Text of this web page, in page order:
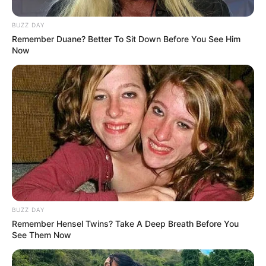
Perception: Chapter One.
Selain itu, ia juga berpartisipasi dalam penulisan lagu
where we BelongdanBelieve.
BUZZ DAY
Remember Duane? Better To Sit Down Before You See Him
Now
BUZZ DAY
Remember Hensel Twins? Take A Deep Breath Before You
See Them Now